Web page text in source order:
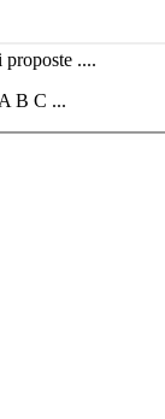
proposte ....
B C ...